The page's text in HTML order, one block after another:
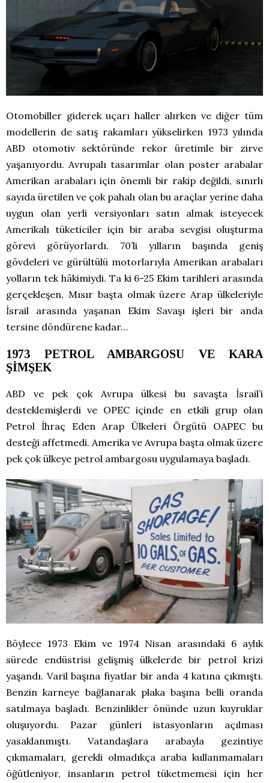
Otomobiller giderek uçarı haller alırken ve diğer tüm
modellerin de satış rakamları yükselirken 1973 yılında
ABD otomotiv sektöründe rekor üretimle bir zirve
yaşanıyordu. Avrupalı tasarımlar olan poster arabalar
Amerikan arabaları için önemli bir rakip değildi, sınırlı
sayıda üretilen ve çok pahalı olan bu araçlar yerine daha
uygun olan yerli versiyonları satın almak isteyecek
Amerikalı tüketiciler için bir araba sevgisi oluşturma
görevi görüyorlardı. 70’li yılların başında geniş
gövdeleri ve gürültülü motorlarıyla Amerikan arabaları
yolların tek hâkimiydi. Ta ki 6-25 Ekim tarihleri arasında
gerçekleşen, Mısır başta olmak üzere Arap ülkeleriyle
İsrail arasında yaşanan Ekim Savaşı işleri bir anda
tersine döndürene kadar…
1973 PETROL AMBARGOSU VE KARA
ŞİMŞEK
ABD ve pek çok Avrupa ülkesi bu savaşta İsrail’i
desteklemişlerdi ve OPEC içinde en etkili grup olan
Petrol İhraç Eden Arap Ülkeleri Örgütü OAPEC bu
desteği affetmedi. Amerika ve Avrupa başta olmak üzere
pek çok ülkeye petrol ambargosu uygulamaya başladı.
Böylece 1973 Ekim ve 1974 Nisan arasındaki 6 aylık
sürede endüstrisi gelişmiş ülkelerde bir petrol krizi
yaşandı. Varil başına fiyatlar bir anda 4 katına çıkmıştı.
Benzin karneye bağlanarak plaka başına belli oranda
satılmaya başladı. Benzinlikler önünde uzun kuyruklar
oluşuyordu. Pazar günleri istasyonların açılması
yasaklanmıştı. Vatandaşlara arabayla gezintiye
çıkmamaları, gerekli olmadıkça araba kullanmamaları
öğütleniyor, insanların petrol tüketmemesi için her